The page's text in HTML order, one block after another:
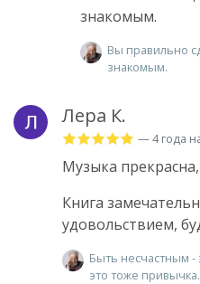
знакомым.
Вы правильно
знакомым.
Лера К.
— 4 года
Музыка
Книга
удовольствием,
Быть несчастным -
это тоже